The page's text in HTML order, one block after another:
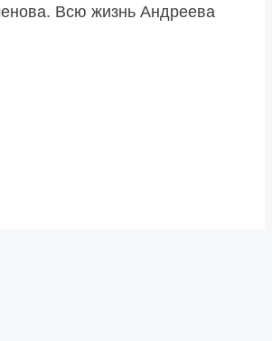
Всю жизнь Андреева